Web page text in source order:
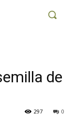
de
0
297